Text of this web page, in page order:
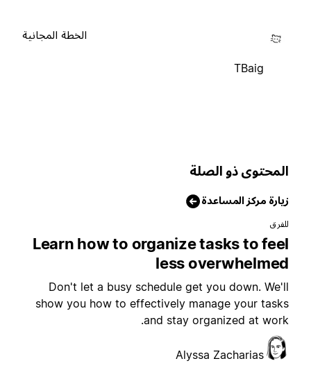
TBaig
الخطة المجانية
ذو الصلة
مركز المساعدة
Learn how to organize tasks to
less
Don't let a busy schedule get you down.
show you how to effectively manage your
and stay organized at
Alyssa Zacharias